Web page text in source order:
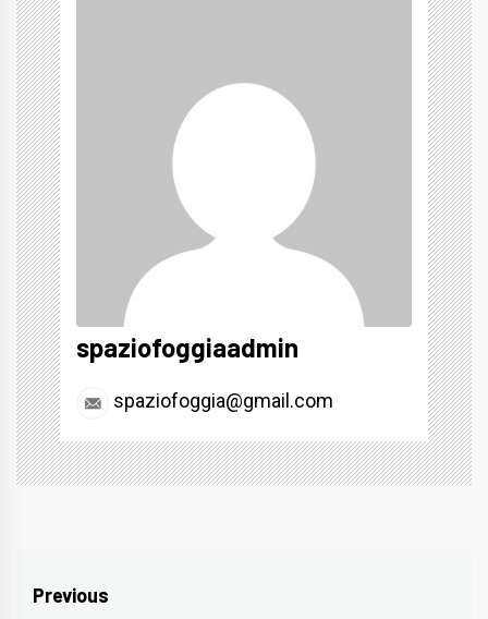
spaziofoggiaadmin
spaziofoggia@gmail.com
Navigazione
Previous